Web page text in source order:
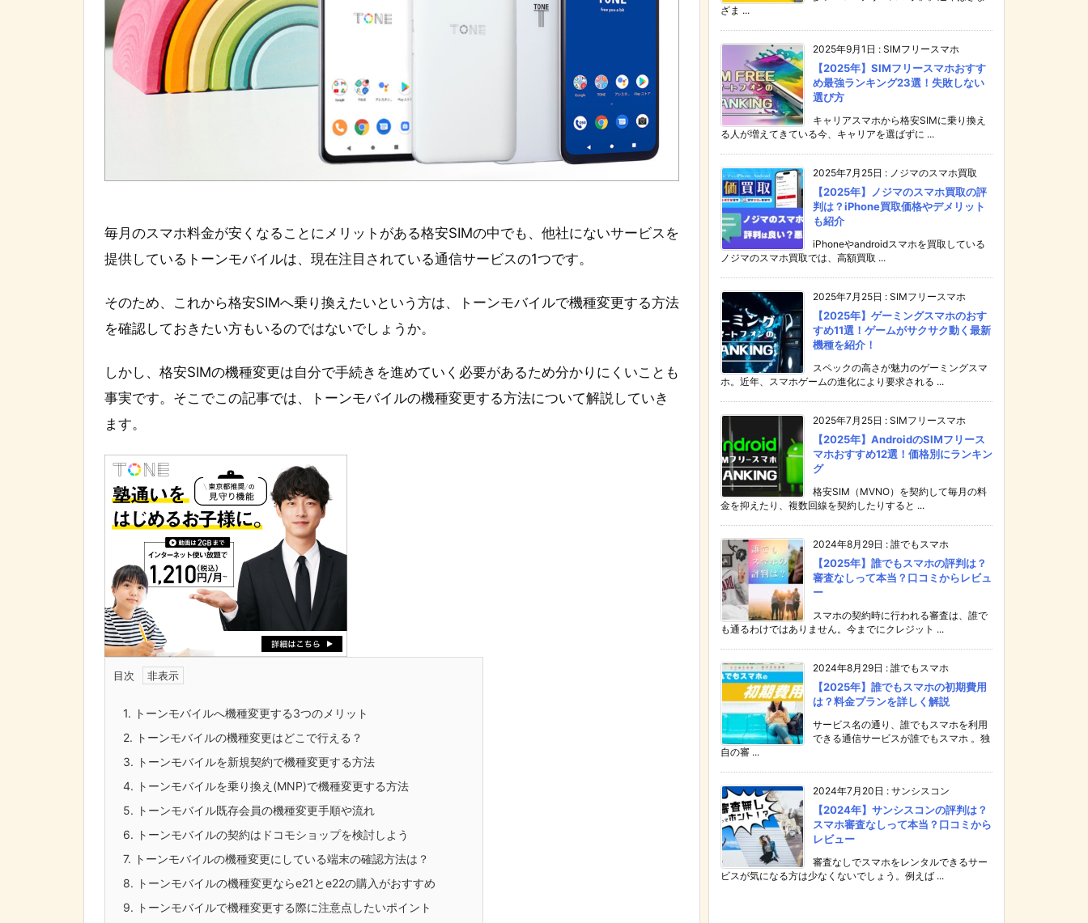
毎月のスマホ料金が安くなることにメリットがある格安SIMの中でも、他社にないサービスを
提供しているトーンモバイルは、現在注目されている通信サービスの1つです。
そのため、これから格安SIMへ乗り換えたいという方は、トーンモバイルで機種変更する方法
を確認しておきたい方もいるのではないでしょうか。
しかし、格安SIMの機種変更は自分で手続きを進めていく必要があるため分かりにくいことも
事実です。そこでこの記事では、トーンモバイルの機種変更する方法について解説していき
ます。
目次
1. トーンモバイルへ機種変更する3つのメリット
2. トーンモバイルの機種変更はどこで行える？
3. トーンモバイルを新規契約で機種変更する方法
4. トーンモバイルを乗り換え(MNP)で機種変更する方法
5. トーンモバイル既存会員の機種変更手順や流れ
6. トーンモバイルの契約はドコモショップを検討しよう
7. トーンモバイルの機種変更にしている端末の確認方法は？
8. トーンモバイルの機種変更ならe21とe22の購入がおすすめ
9. トーンモバイルで機種変更する際に注意点したいポイント
ざま ...
2025年9月1日 : SIMフリースマホ
【2025年】SIMフリースマホおすす
め最強ランキング23選！失敗しない
選び方
キャリアスマホから格安SIMに乗り換え
る人が増えてきている今、キャリアを選ばずに ...
2025年7月25日 : ノジマのスマホ買取
【2025年】ノジマのスマホ買取の評
判は？iPhone買取価格やデメリット
も紹介
iPhoneやandroidスマホを買取している
ノジマのスマホ買取では、高額買取 ...
2025年7月25日 : SIMフリースマホ
【2025年】ゲーミングスマホのおす
すめ11選！ゲームがサクサク動く最新
機種を紹介！
スペックの高さが魅力のゲーミングスマ
ホ。近年、スマホゲームの進化により要求される ...
2025年7月25日 : SIMフリースマホ
【2025年】AndroidのSIMフリース
マホおすすめ12選！価格別にランキン
グ
格安SIM（MVNO）を契約して毎月の料
金を抑えたり、複数回線を契約したりすると ...
2024年8月29日 : 誰でもスマホ
【2025年】誰でもスマホの評判は？
審査なしって本当？口コミからレビュ
ー
スマホの契約時に行われる審査は、誰で
も通るわけではありません。今までにクレジット ...
2024年8月29日 : 誰でもスマホ
【2025年】誰でもスマホの初期費用
は？料金プランを詳しく解説
サービス名の通り、誰でもスマホを利用
できる通信サービスが誰でもスマホ 。独
自の審 ...
2024年7月20日 : サンシスコン
【2024年】サンシスコンの評判は？
スマホ審査なしって本当？口コミから
レビュー
審査なしでスマホをレンタルできるサー
ビスが気になる方は少なくないでしょう。例えば ...